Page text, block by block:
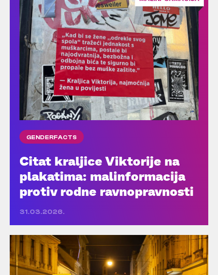
GENDERFACTS
Citat kraljice Viktorije na
plakatima: malinformacija
protiv rodne ravnopravnosti
31.03.2026.